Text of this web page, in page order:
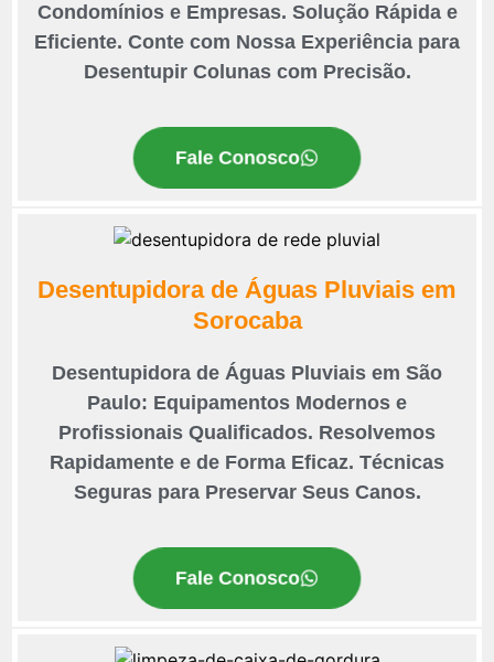
Condomínios e Empresas. Solução Rápida e
Eficiente. Conte com Nossa Experiência para
Desentupir Colunas com Precisão.
Fale Conosco
Desentupidora de Águas Pluviais em
Sorocaba
Desentupidora de Águas Pluviais em São
Paulo: Equipamentos Modernos e
Profissionais Qualificados. Resolvemos
Rapidamente e de Forma Eficaz. Técnicas
Seguras para Preservar Seus Canos.
Fale Conosco